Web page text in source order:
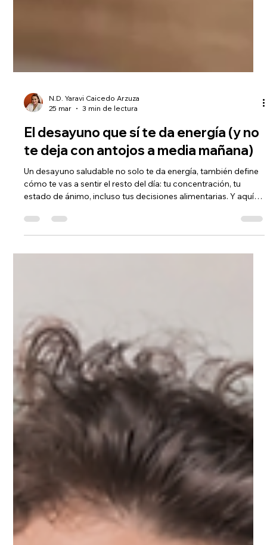
N.D. Yaravi Caicedo Arzuza
25 mar
3 min de lectura
El desayuno que sí te da energía (y no
te deja con antojos a media mañana)
Un desayuno saludable no solo te da energía, también define
estado de ánimo, incluso tus decisiones alimentarias. Y aquí
es donde entra una guía clara respaldada por la ciencia.